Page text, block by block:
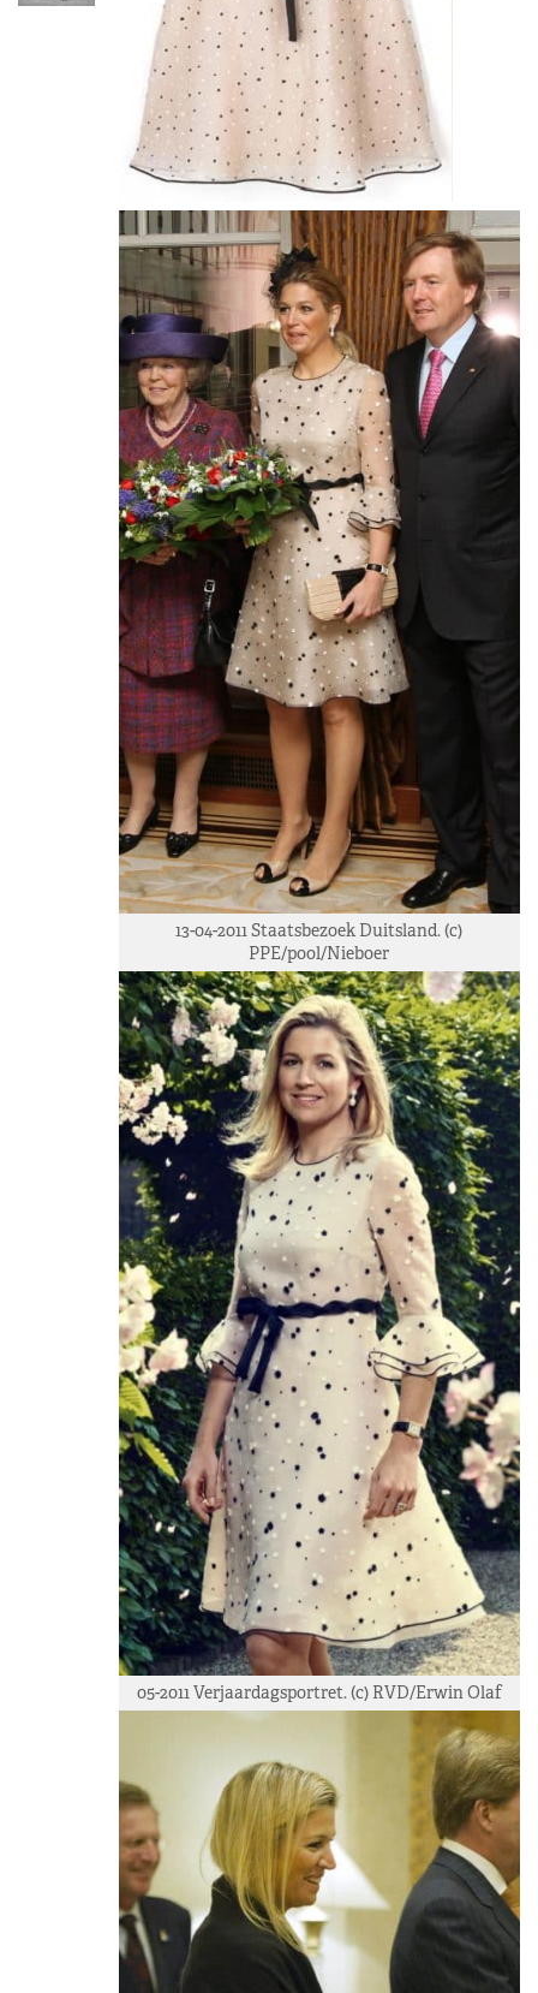
13-04-2011 Staatsbezoek Duitsland. (c)
PPE/pool/Nieboer
05-2011 Verjaardagsportret. (c) RVD/Erwin Olaf